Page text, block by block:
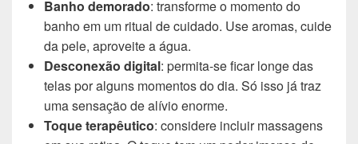
Banho demorado: transforme o momento do
banho em um ritual de cuidado. Use aromas, cuide
da pele, aproveite a água.
Desconexão digital: permita-se ficar longe das
telas por alguns momentos do dia. Só isso já traz
uma sensação de alívio enorme.
Toque terapêutico: considere incluir massagens